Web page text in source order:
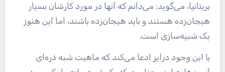
بریتانیا، می‌گوید: می‌دانم که آنها در مورد کارشان بسیار
هیجان‌زده هستند و باید هیجان‌زده باشند، اما این هنوز
یک شبیه‌سازی است.
با این وجود درایر ادعا می‌کند که ماهیت شبه ذره‌ای